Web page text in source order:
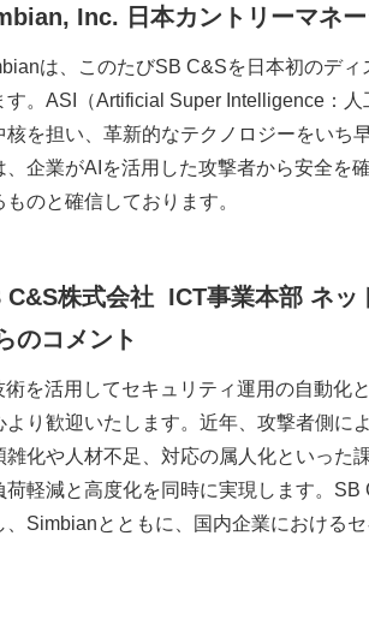
Inc. 日本カントリーマネ
は、このたびSB C&Sを日本初のデ
す。ASI（Artificial Super Intelligence：
核を担い、革新的なテクノロジーをいち
、企業がAIを活用した攻撃者から安全を
ものと確信しております。
C&S株式会社 ICT事業本部 ネッ
のコメント
術を活用してセキュリティ運用の自動化
より歓迎いたします。近年、攻撃者側に
雑化や人材不足、対応の属人化といった
荷軽減と高度化を同時に実現します。
、Simbianとともに、国内企業における